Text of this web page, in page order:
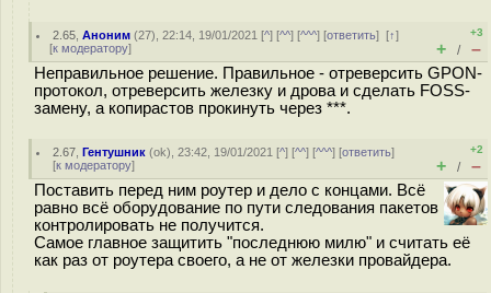
2.65 ,Аноним (27), 22:14, 19/01/2021 [^] [^^] [^^^] [ответить][↑]
[к модератору]
+3
+ / –
Неправильное решение. Правильное - отреверсить GPON-
протокол, отреверсить железку и дрова и сделать FOSS-
замену, а копирастов прокинуть через ***.
2.67 ,Гентушник (ok), 23:42, 19/01/2021 [^] [^^] [^^^] [ответить]
[к модератору]
+2
+ / –
Поставить перед ним роутер и дело с концами. Всё
равно всё оборудование по пути следования пакетов
контролировать не получится.
Самое главное защитить "последнюю милю" и считать её
как раз от роутера своего, а не от железки провайдера.